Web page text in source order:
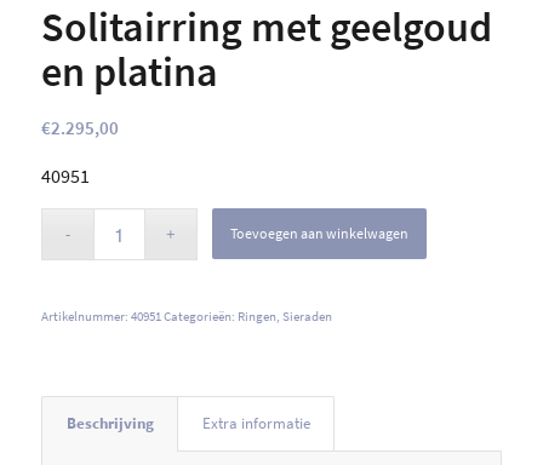
Solitairring met geelgoud
en platina
€2.295,00
40951
Toevoegen aan winkelwagen
Artikelnummer: 40951 Categorieën: Ringen Sieraden
Beschrijving Extra informatie